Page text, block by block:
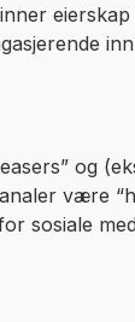
og
være
sosiale